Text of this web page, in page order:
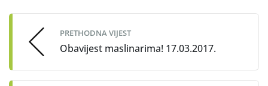
navigation
PRETHODNA VIJEST
Obavijest maslinarima! 17.03.2017.